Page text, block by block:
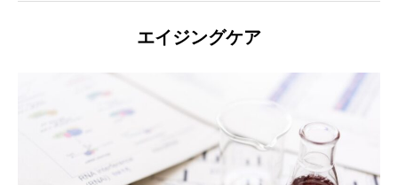
エイジングケア